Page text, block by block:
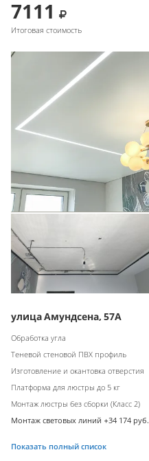
7111
Итоговая стоимость
улица Амундсена, 57А
Обработка угла
Теневой стеновой ПВХ профиль
Изготовление и окантовка отверстия
Платформа для люстры до 5 кг
Монтаж люстры без сборки (Класс 2)
Монтаж световых линий +34 174 руб.
Показать полный список